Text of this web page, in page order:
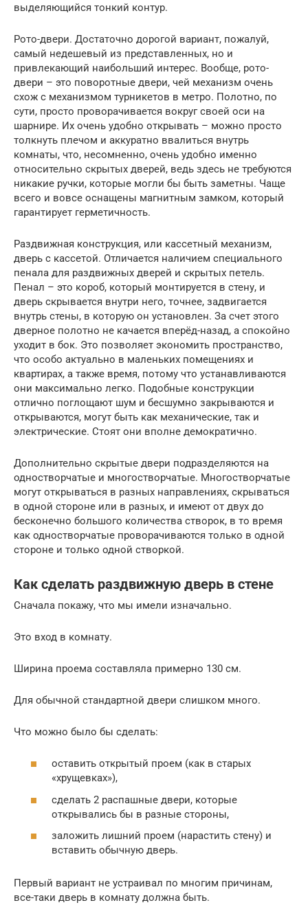
выделяющийся тонкий контур.
Рото-двери. Достаточно дорогой вариант, пожалуй,
самый недешевый из представленных, но и
привлекающий наибольший интерес. Вообще, рото-
двери – это поворотные двери, чей механизм очень
схож с механизмом турникетов в метро. Полотно, по
сути, просто проворачивается вокруг своей оси на
шарнире. Их очень удобно открывать – можно просто
толкнуть плечом и аккуратно ввалиться внутрь
комнаты, что, несомненно, очень удобно именно
относительно скрытых дверей, ведь здесь не требуются
никакие ручки, которые могли бы быть заметны. Чаще
всего и вовсе оснащены магнитным замком, который
гарантирует герметичность.
Раздвижная конструкция, или кассетный механизм,
дверь с кассетой. Отличается наличием специального
пенала для раздвижных дверей и скрытых петель.
Пенал – это короб, который монтируется в стену, и
дверь скрывается внутри него, точнее, задвигается
внутрь стены, в которую он установлен. За счет этого
дверное полотно не качается вперёд-назад, а спокойно
уходит в бок. Это позволяет экономить пространство,
что особо актуально в маленьких помещениях и
квартирах, а также время, потому что устанавливаются
они максимально легко. Подобные конструкции
отлично поглощают шум и бесшумно закрываются и
открываются, могут быть как механические, так и
электрические. Стоят они вполне демократично.
Дополнительно скрытые двери подразделяются на
одностворчатые и многостворчатые. Многостворчатые
могут открываться в разных направлениях, скрываться
в одной стороне или в разных, и имеют от двух до
бесконечно большого количества створок, в то время
как одностворчатые проворачиваются только в одной
стороне и только одной створкой.
Как сделать раздвижную дверь в стене
Сначала покажу, что мы имели изначально.
Это вход в комнату.
Ширина проема составляла примерно 130 см.
Для обычной стандартной двери слишком много.
Что можно было бы сделать:
оставить открытый проем (как в старых
«хрущевках»),
сделать 2 распашные двери, которые
открывались бы в разные стороны,
заложить лишний проем (нарастить стену) и
вставить обычную дверь.
Первый вариант не устраивал по многим причинам,
все-таки дверь в комнату должна быть.